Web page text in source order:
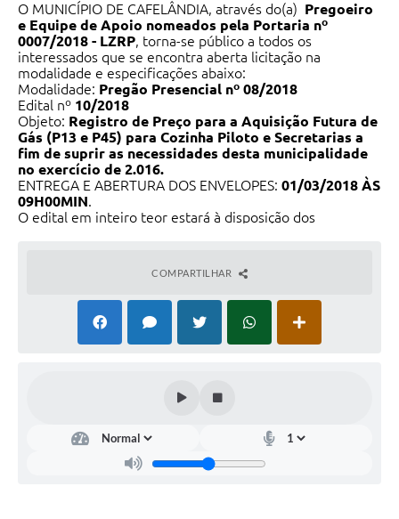
O MUNICÍPIO DE CAFELÂNDIA, através do(a) Pregoeiro
e Equipe de Apoio nomeados pela Portaria nº
0007/2018 - LZRP, torna-se público a todos os
interessados que se encontra aberta licitação na
modalidade e especificações abaixo:
Modalidade: Pregão Presencial nº 08/2018
Edital nº 10/2018
Objeto: Registro de Preço para a Aquisição Futura de
Gás (P13 e P45) para Cozinha Piloto e Secretarias a
fim de suprir as necessidades desta municipalidade
no exercício de 2.016.
ENTREGA E ABERTURA DOS ENVELOPES: 01/03/2018 ÀS
09H00MIN.
O edital em inteiro teor estará à disposição dos
envelopes, na sede da Prefeitura Municipal, sito na
Avenida Jacob Zucchi, nº 200, Parte Alta, Cep.: 16500-
000, Município de Cafelândia-SP. Quaisquer informações
poderão ser obtidas no endereço acima ou pelo telefone
(14) 3556-8000. Cafelândia - SP,
16 de Fevereiro 2.018.
BRUNO CANDIDO LOPES -Pregoeiro.
COMPARTILHAR